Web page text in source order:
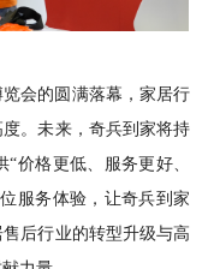
会的圆满落幕，家居行
。未来，奇兵到家将持
“价格更低 服务更好
服务体验，让奇兵到家
售后行业的转型升级与高